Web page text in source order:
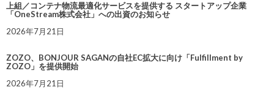
上組／コンテナ物流最適化サービスを提供する スタートアップ企業
「OneStream株式会社」への出資のお知らせ
2026年7月21日
ZOZO、BONJOUR SAGANの自社EC拡大に向け「Fulfillment by
ZOZO」を提供開始
2026年7月21日